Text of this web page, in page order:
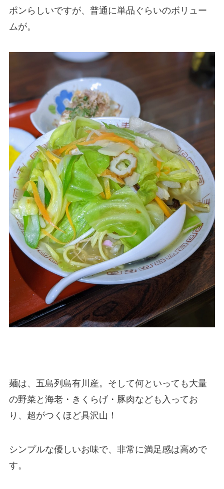
ポンらしいですが、普通に単品ぐらいのボリュー
ムが。
麺は、五島列島有川産。そして何といっても大量
の野菜と海老・きくらげ・豚肉なども入ってお
り、超がつくほど具沢山！
シンプルな優しいお味で、非常に満足感は高めで
す。